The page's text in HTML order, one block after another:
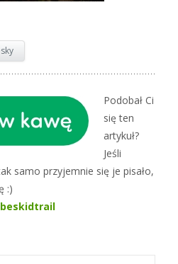
Podobał Ci
się ten
artykuł?
Jeśli
samo przyjemnie się je pisało,
:)